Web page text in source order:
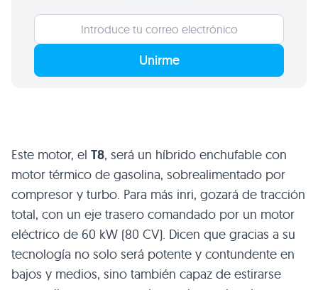
Unirme
Este motor, el T8, será un híbrido enchufable con
motor térmico de gasolina, sobrealimentado por
compresor y turbo. Para más inri, gozará de tracción
total, con un eje trasero comandado por un motor
eléctrico de 60 kW (80 CV). Dicen que gracias a su
tecnología no solo será potente y contundente en
bajos y medios, sino también capaz de estirarse